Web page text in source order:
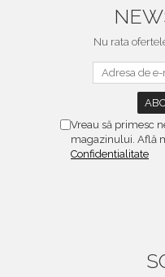
Nu rata
Vreau să primesc
magazinului. Află
Confidentialitate